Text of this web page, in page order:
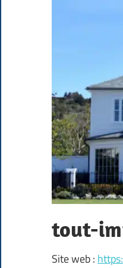
tout-
Site web :